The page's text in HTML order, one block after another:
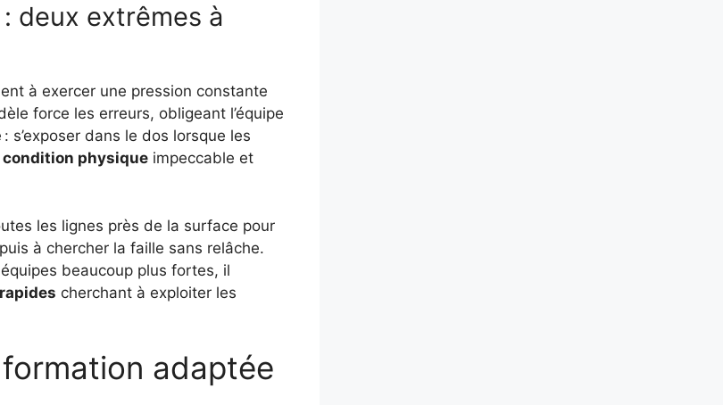
deux extrêmes à
à exercer une pression constante
force les erreurs, obligeant l’équipe
s’exposer dans le dos lorsque les
condition physique impeccable et
les lignes près de la surface pour
à chercher la faille sans relâche.
beaucoup plus fortes, il
cherchant à exploiter les
adaptée